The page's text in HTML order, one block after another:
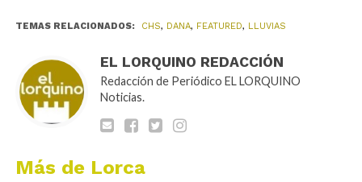
TEMAS RELACIONADOS: CHS, DANA, FEATURED, LLUVIAS
EL LORQUINO REDACCIÓN
Redacción de Periódico EL LORQUINO
Noticias.
Más de Lorca